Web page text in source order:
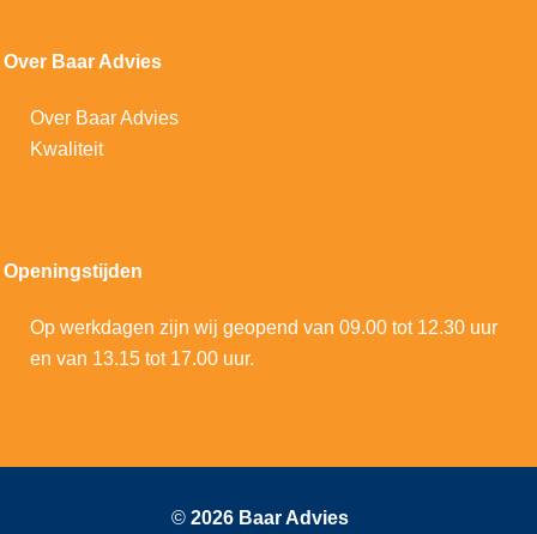
Over Baar Advies
Over Baar Advies
Kwaliteit
Openingstijden
Op werkdagen zijn wij geopend van 09.00 tot 12.30 uur
en van 13.15 tot 17.00 uur.
© 2026 Baar Advies